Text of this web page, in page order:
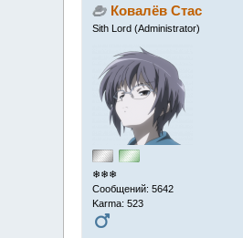
Ковалёв Стас
Sith Lord (Administrator)
❄❄❄
Сообщений: 5642
Karma: 523